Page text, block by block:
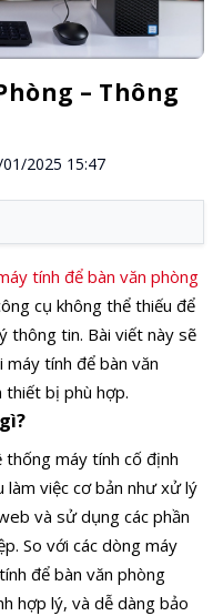
– Thông
2025 15:47
tính để bàn văn phòng
cụ không thể thiếu để
thông tin. Bài viết này sẽ
máy tính để bàn văn
thiết bị phù hợp.
thống máy tính cố định
làm việc cơ bản như xử lý
và sử dụng các phần
So với các dòng máy
để bàn văn phòng
hợp lý, và dễ dàng bảo